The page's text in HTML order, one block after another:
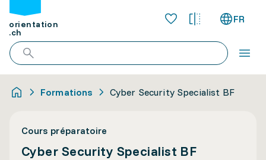
orientation
.ch
FR
Formations Cyber Security Specialist BF
Cours préparatoire
Cyber Security Specialist BF